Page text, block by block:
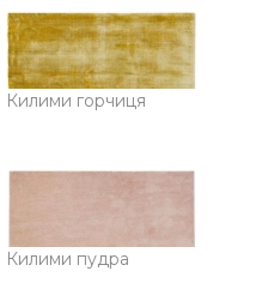
Килими горчиця
Килими пудра